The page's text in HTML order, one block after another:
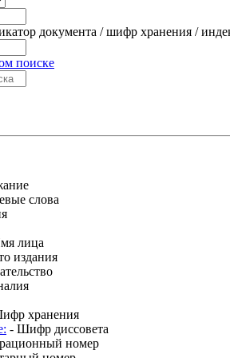
документа / шифр хранения /
поиске
слова
лица
издания
хранения
- Шифр диссовета
номер